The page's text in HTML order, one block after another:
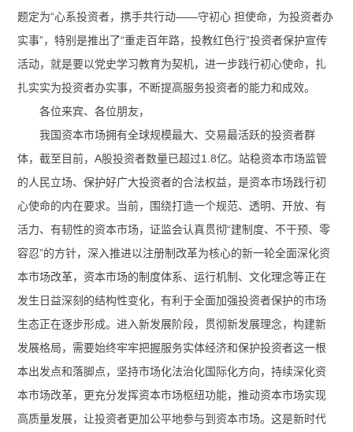
题定为“心系投资者，携手共行动——守初心 担使命，为投资者办
实事”，特别是推出了“重走百年路，投教红色行”投资者保护宣传
活动，就是要以党史学习教育为契机，进一步践行初心使命，扎
扎实实为投资者办实事，不断提高服务投资者的能力和成效。
各位来宾、各位朋友，
我国资本市场拥有全球规模最大、交易最活跃的投资者群
体，截至目前，A股投资者数量已超过1.8亿。站稳资本市场监管
的人民立场、保护好广大投资者的合法权益，是资本市场践行初
心使命的内在要求。当前，围绕打造一个规范、透明、开放、有
活力、有韧性的资本市场，证监会认真贯彻“建制度、不干预、零
容忍”的方针，深入推进以注册制改革为核心的新一轮全面深化资
本市场改革，资本市场的制度体系、运行机制、文化理念等正在
发生日益深刻的结构性变化，有利于全面加强投资者保护的市场
生态正在逐步形成。进入新发展阶段，贯彻新发展理念，构建新
发展格局，需要始终牢牢把握服务实体经济和保护投资者这一根
本出发点和落脚点，坚持市场化法治化国际化方向，持续深化资
本市场改革，更充分发挥资本市场枢纽功能，推动资本市场实现
高质量发展，让投资者更加公平地参与到资本市场。这是新时代